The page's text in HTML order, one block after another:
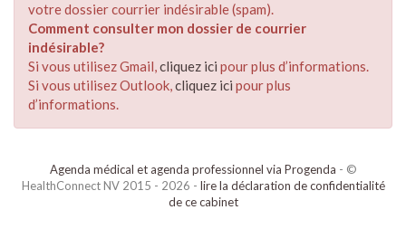
votre dossier courrier indésirable (spam).
Comment consulter mon dossier de courrier
indésirable?
Si vous utilisez Gmail,cliquez ici pour plus d’informations.
Si vous utilisez Outlook,cliquez ici pour plus
d’informations.
Agenda médical et agenda professionnel via Progenda - ©
HealthConnect NV 2015 - 2026 - lire la déclaration de confidentialité
de ce cabinet